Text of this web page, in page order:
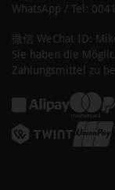
WhatsApp / Tel:
微信 WeChat ID:
Sie haben die
Zahlungsmittel zu